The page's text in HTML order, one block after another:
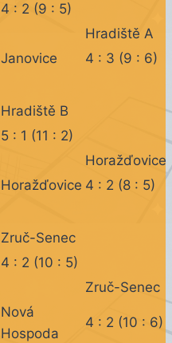
4 : 2 (9 : 5)
Hradiště A
Janovice
4 : 3 (9 : 6)
Hradiště B
5 : 1 (11 : 2)
Horažďovice
Horažďovice 4 : 2 (8 : 5)
Zruč-Senec
4 : 2 (10 : 5)
Zruč-Senec
Nová
Hospoda
4 : 2 (10 : 6)